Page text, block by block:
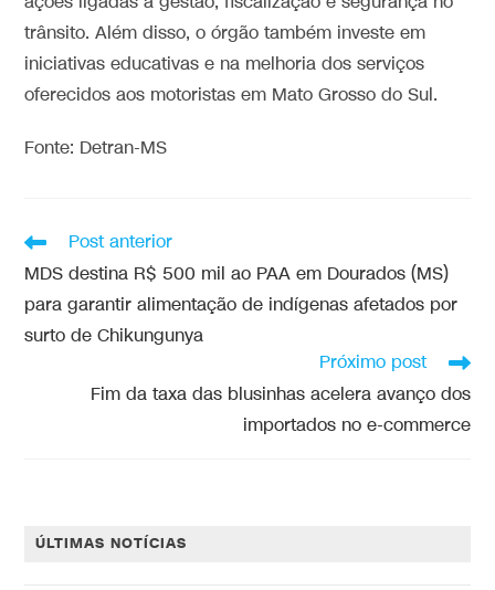
trânsito. Além disso, o órgão também investe em
iniciativas educativas e na melhoria dos serviços
oferecidos aos motoristas em Mato Grosso do Sul.
Fonte: Detran-MS
Post anterior
MDS destina R$ 500 mil ao PAA em Dourados (MS)
para garantir alimentação de indígenas afetados por
surto de Chikungunya
Próximo post
Fim da taxa das blusinhas acelera avanço dos
importados no e-commerce
ÚLTIMAS NOTÍCIAS